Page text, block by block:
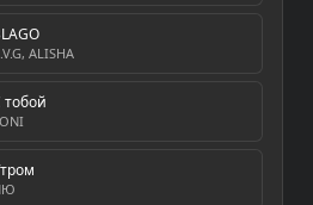
ALISHA
тобой